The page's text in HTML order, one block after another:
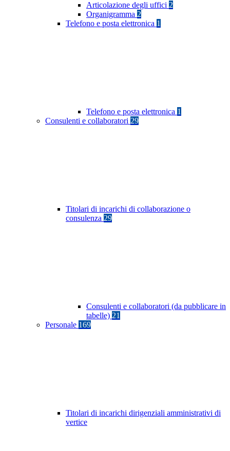
Articolazione degli uffici 2
Organigramma 2
Telefono e posta elettronica 1
Telefono e posta elettronica 1
Consulenti e collaboratori 29
Titolari di incarichi di collaborazione o
consulenza 29
Consulenti e collaboratori (da pubblicare in
tabelle) 21
Personale 169
Titolari di incarichi dirigenziali amministrativi di
vertice